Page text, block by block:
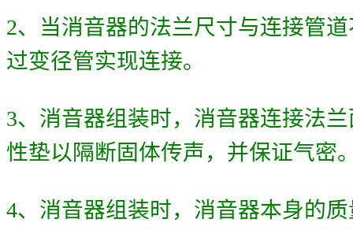
2、 当消音器的法兰尺寸与连接管
过变径管实现连接。
3、 消音器组装时，消音器连接法
性垫以隔断固体传声，并保证气密
4、 消音器组装时，消音器本身的